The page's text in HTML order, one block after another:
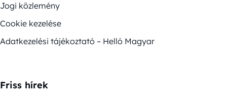
Jogi közlemény
Cookie kezelése
Adatkezelési tájékoztató – Helló Magyar
Friss hírek